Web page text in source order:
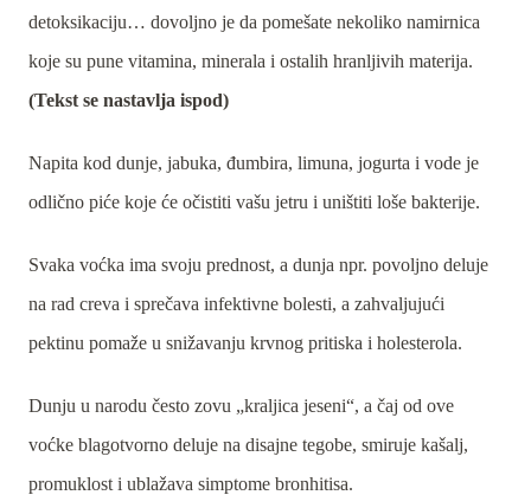
detoksikaciju… dovoljno je da pomešate nekoliko namirnica
koje su pune vitamina, minerala i ostalih hranljivih materija.
(Tekst se nastavlja ispod)
Napita kod dunje, jabuka, đumbira, limuna, jogurta i vode je
odlično piće koje će očistiti vašu jetru i uništiti loše bakterije.
Svaka voćka ima svoju prednost, a dunja npr. povoljno deluje
na rad creva i sprečava infektivne bolesti, a zahvaljujući
pektinu pomaže u snižavanju krvnog pritiska i holesterola.
Dunju u narodu često zovu „kraljica jeseni“, a čaj od ove
voćke blagotvorno deluje na disajne tegobe, smiruje kašalj,
promuklost i ublažava simptome bronhitisa.